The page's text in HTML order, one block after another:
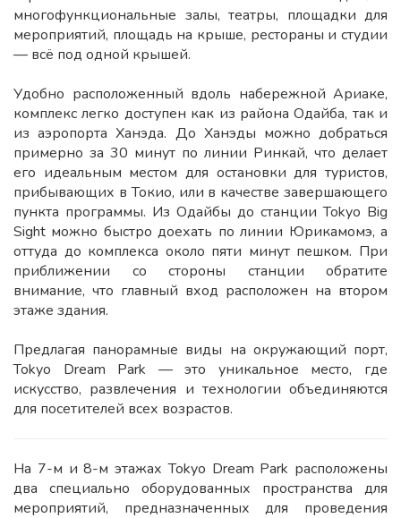
многофункциональные залы, театры, площадки для
мероприятий, площадь на крыше, рестораны и студии
— всё под одной крышей.
Удобно расположенный вдоль набережной Ариаке,
комплекс легко доступен как из района Одайба, так и
из аэропорта Ханэда. До Ханэды можно добраться
примерно за 30 минут по линии Ринкай, что делает
его идеальным местом для остановки для туристов,
прибывающих в Токио, или в качестве завершающего
пункта программы. Из Одайбы до станции Tokyo Big
Sight можно быстро доехать по линии Юрикамомэ, а
оттуда до комплекса около пяти минут пешком. При
приближении со стороны станции обратите
внимание, что главный вход расположен на втором
этаже здания.
Предлагая панорамные виды на окружающий порт,
Tokyo Dream Park — это уникальное место, где
искусство, развлечения и технологии объединяются
для посетителей всех возрастов.
На 7-м и 8-м этажах Tokyo Dream Park расположены
два специально оборудованных пространства для
мероприятий, предназначенных для проведения